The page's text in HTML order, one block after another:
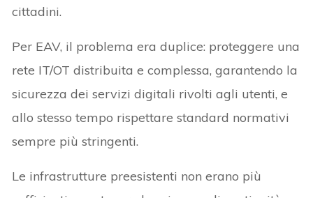
cittadini.
Per EAV, il problema era duplice: proteggere una
rete IT/OT distribuita e complessa, garantendo la
sicurezza dei servizi digitali rivolti agli utenti, e
allo stesso tempo rispettare standard normativi
sempre più stringenti.
Le infrastrutture preesistenti non erano più